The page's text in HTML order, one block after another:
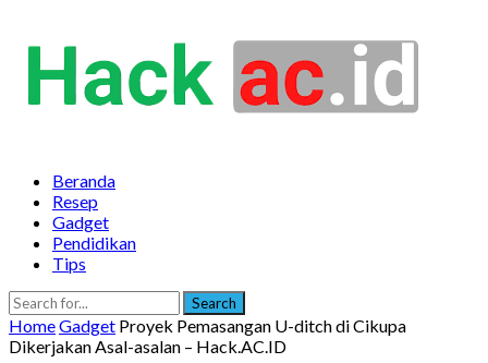
Beranda
Resep
Gadget
Pendidikan
Tips
Search
HomeGadget Proyek Pemasangan U-ditch di Cikupa
Dikerjakan Asal-asalan – Hack.AC.ID